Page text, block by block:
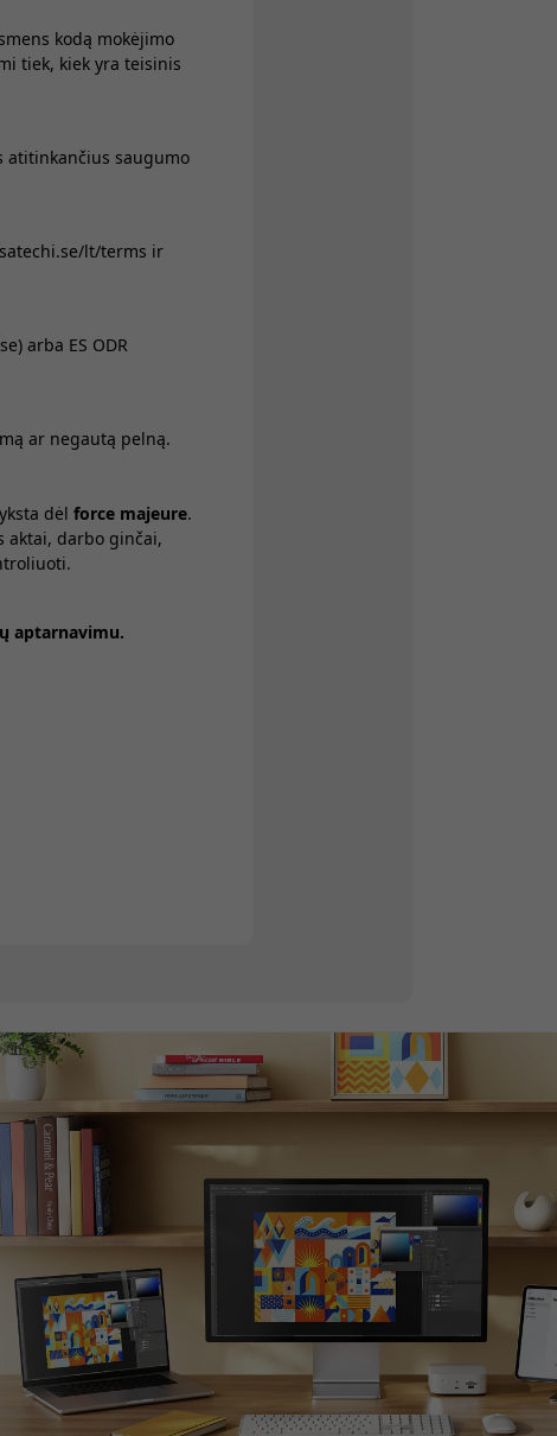
kodą mokėjimo
tiek, kiek yra teisinis
atitinkančius saugumo
lt/terms ir
arba ES ODR
ar negautą pelną.
dėl force majeure.
aktai, darbo ginčai,
aptarnavimu.